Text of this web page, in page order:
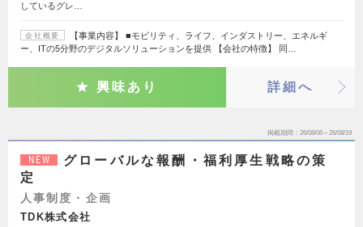
しているグレ…
会社概要
【事業内容】 ■モビリティ、ライフ、インダストリー、エネルギ
ー、ITの5分野のデジタルソリューションを提供 【会社の特徴】 同…
興味あり 詳細へ
掲載期間 26/08/06～26/08/19
NEW
グローバルな報酬・福利厚生戦略の策
定
人事制度・企画
TDK株式会社